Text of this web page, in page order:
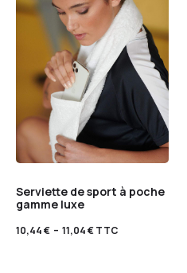
Serviette de sport à poche
gamme luxe
10,44€ – 11,04€TTC